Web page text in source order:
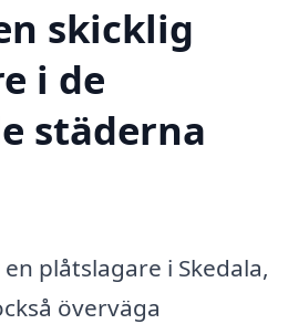
skicklig
i de
städerna
plåtslagare i Skedala,
överväga